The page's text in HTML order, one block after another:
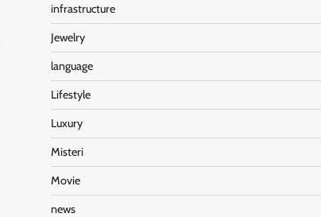
infrastructure
Jewelry
language
Lifestyle
Luxury
Misteri
Movie
news